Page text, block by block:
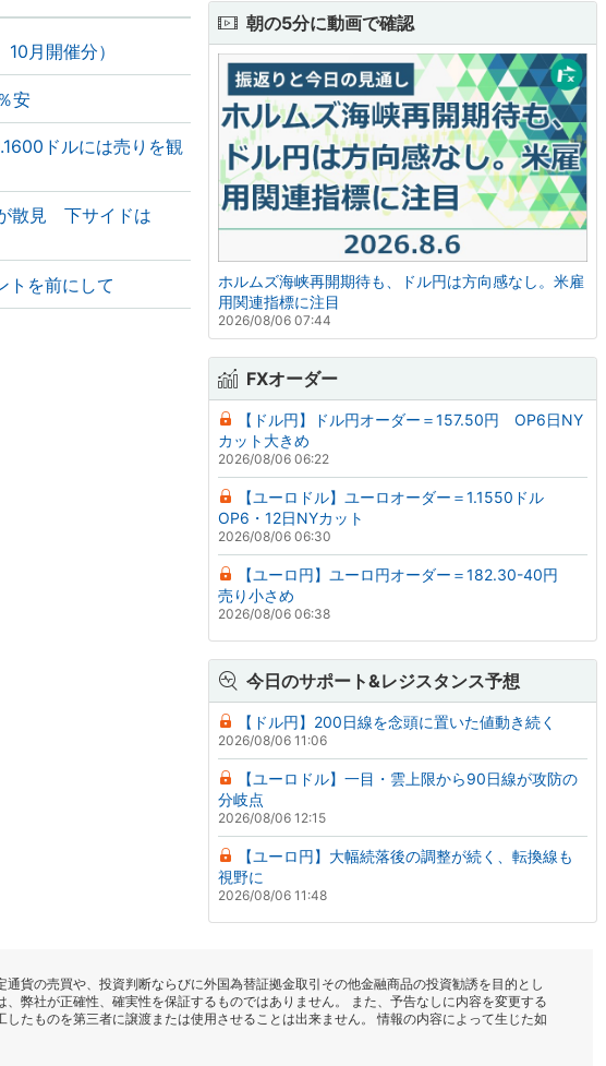
月開催分）
安
ドルには売りを観
散見 下サイドは
トを前にして
朝の5分に動画で確認
ホルムズ海峡再開期待も、ドル円は方向感なし。米雇
用関連指標に注目
2026/08/06 07:44
FXオーダー
【ドル円】ドル円オーダー＝157.50円 OP6日NY
カット大きめ
2026/08/06 06:22
【ユーロドル】ユーロオーダー＝1.1550ドル
OP6・12日NYカット
2026/08/06 06:30
【ユーロ円】ユーロ円オーダー＝182.30-40円
売り小さめ
2026/08/06 06:38
今日のサポート&レジスタンス予想
【ドル円】200日線を念頭に置いた値動き続く
2026/08/06 11:06
【ユーロドル】一目・雲上限から90日線が攻防の
分岐点
2026/08/06 12:15
【ユーロ円】大幅続落後の調整が続く、転換線も
視野に
2026/08/06 11:48
貨の売買や、投資判断ならびに外国為替証拠金取引その他金融商品の投資勧誘を目的とし
弊社が正確性、確実性を保証するものではありません。 また、予告なしに内容を変更する
たものを第三者に譲渡または使用させることは出来ません。 情報の内容によって生じた如